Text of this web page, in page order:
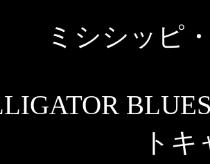
ミシシッピ
ト